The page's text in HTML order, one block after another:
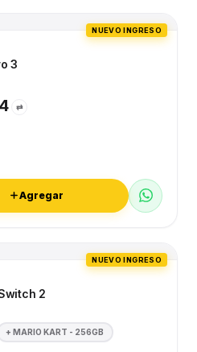
NUEVO INGRESO
3
⇄
Agregar
NUEVO INGRESO
2
+ MARIO KART - 256GB